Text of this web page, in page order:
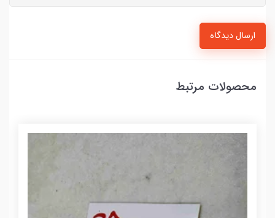
ارسال دیدگاه
محصولات مرتبط